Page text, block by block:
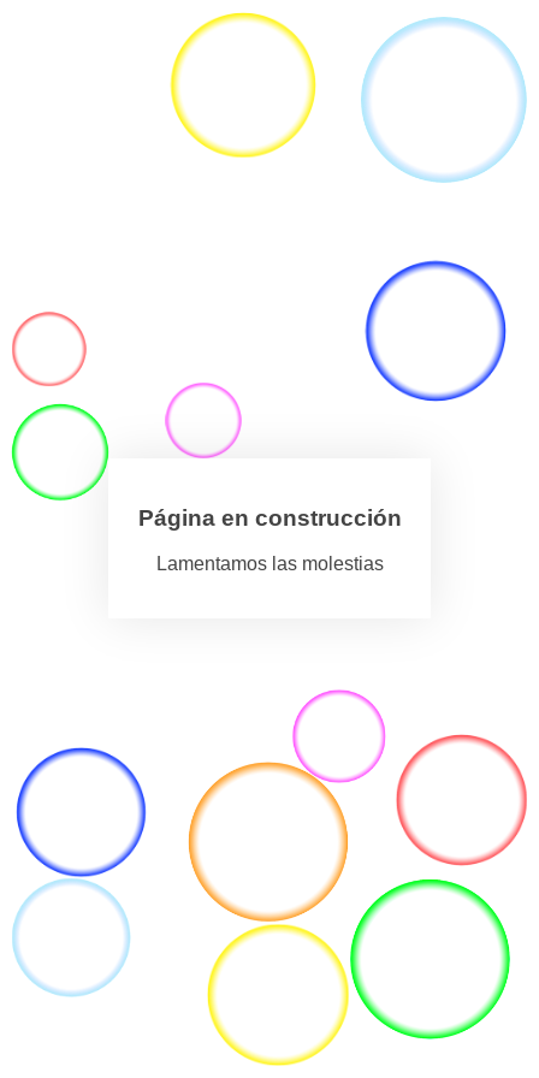
Página en construcción
Lamentamos las molestias